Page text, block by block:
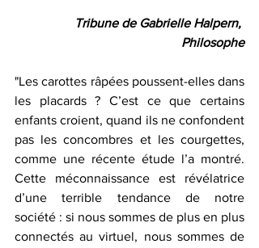
Tribune de Gabrielle Halpern,
Philosophe
"Les carottes râpées poussent-elles dans
les placards ? C’est ce que certains
enfants croient, quand ils ne confondent
pas les concombres et les courgettes,
comme une récente étude l’a montré.
Cette méconnaissance est révélatrice
d’une terrible tendance de notre
société : si nous sommes de plus en plus
connectés au virtuel, nous sommes de